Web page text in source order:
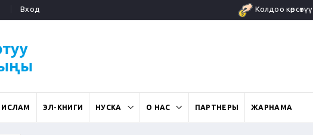
Вход Колдоо көрсөтүү
ИСЛАМ ЭЛ-КНИГИ НУСКА О НАС ПАРТНЕРЫ ЖАРНАМА